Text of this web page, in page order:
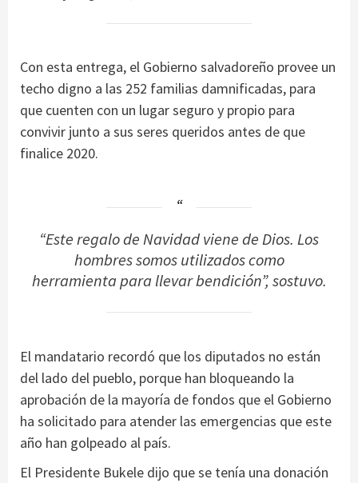
Con esta entrega, el Gobierno salvadoreño provee un
techo digno a las 252 familias damnificadas, para
que cuenten con un lugar seguro y propio para
convivir junto a sus seres queridos antes de que
finalice 2020.
“Este regalo de Navidad viene de Dios. Los
hombres somos utilizados como
herramienta para llevar bendición”, sostuvo.
El mandatario recordó que los diputados no están
del lado del pueblo, porque han bloqueando la
aprobación de la mayoría de fondos que el Gobierno
ha solicitado para atender las emergencias que este
año han golpeado al país.
El Presidente Bukele dijo que se tenía una donación